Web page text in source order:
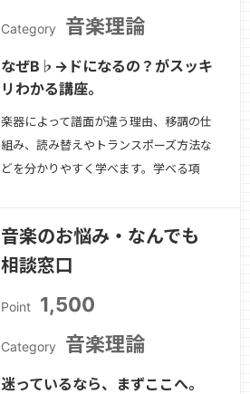
Category 音楽理論
なぜB♭→ドになるの？がスッキ
リわかる講座。
楽器によって譜面が違う理由、移調の仕
組み、読み替えやトランスポーズ方法な
どを分かりやすく学べます。学べる項
習・DTMでの吹奏楽パート管理・作
曲・編曲者向け基礎知識対象・吹奏楽経
い方・編曲や作曲…
音楽のお悩み・なんでも
相談窓口
Point 1,500
Category 音楽理論
迷っているなら、まずここへ。